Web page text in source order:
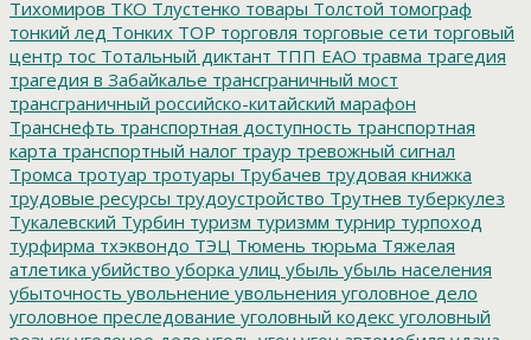
Тихомиров ТКО Тлустенко товары Толстой томограф
тонкий лед Тонких ТОР торговля торговые сети торговый
центр тос Тотальный диктант ТПП ЕАО травма трагедия
трагедия в Забайкалье трансграничный мост
трансграничный российско-китайский марафон
Транснефть транспортная доступность транспортная
карта транспортный налог траур тревожный сигнал
Тромса тротуар тротуары Трубачев трудовая книжка
трудовые ресурсы трудоустройство Трутнев туберкулез
Тукалевский Турбин туризм туризмм турнир турпоход
турфирма тхэквондо ТЭЦ Тюмень тюрьма Тяжелая
атлетика убийство уборка улиц убыль убыль населения
убыточность увольнение увольнения уголовное дело
уголовное преследование уголовный кодекс уголовный